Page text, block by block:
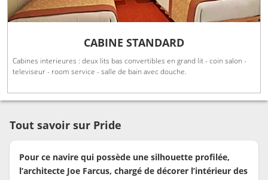
CABINE STANDARD
Cabines interieures : deux lits bas convertibles en grand lit - coin salon -
televiseur - room service - salle de bain avec douche.
Tout savoir sur Pride
Pour ce navire qui possède une silhouette profilée,
l’architecte Joe Farcus, chargé de décorer l’intérieur des